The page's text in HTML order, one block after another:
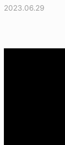
2023.06.29